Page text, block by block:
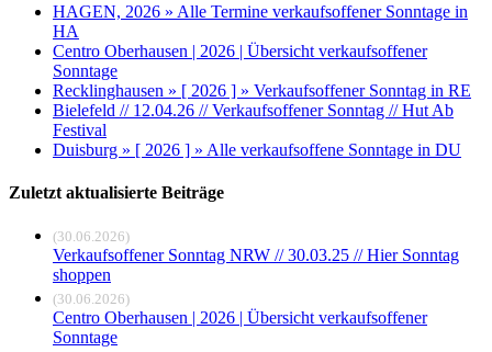
HAGEN, 2026 » Alle Termine verkaufsoffener Sonntage in
HA
Centro Oberhausen | 2026 | Übersicht verkaufsoffener
Sonntage
Recklinghausen » [ 2026 ] » Verkaufsoffener Sonntag in RE
Bielefeld // 12.04.26 // Verkaufsoffener Sonntag // Hut Ab
Festival
Duisburg » [ 2026 ] » Alle verkaufsoffene Sonntage in DU
Zuletzt aktualisierte Beiträge
(30.06.2026)
Verkaufsoffener Sonntag NRW // 30.03.25 // Hier Sonntag
shoppen
(30.06.2026)
Centro Oberhausen | 2026 | Übersicht verkaufsoffener
Sonntage